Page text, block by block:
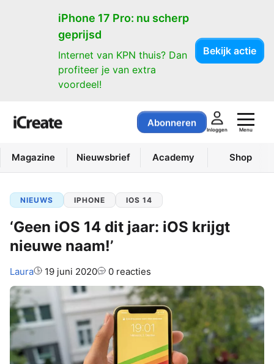
iPhone 17 Pro: nu scherp
geprijsd
Internet van KPN thuis? Dan
profiteer je van extra
voordeel!
Bekijk actie
Abonneren
Inloggen Menu
Magazine Nieuwsbrief Academy Shop
NIEUWS IPHONE IOS 14
‘Geen iOS 14 dit jaar: iOS krijgt
nieuwe naam!’
Auteur:
Laura 19 juni 2020 0 reacties